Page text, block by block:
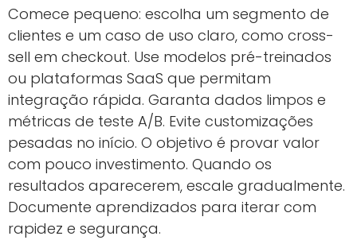
Comece pequeno: escolha um segmento de
clientes e um caso de uso claro, como cross-
sell em checkout. Use modelos pré-treinados
ou plataformas SaaS que permitam
integração rápida. Garanta dados limpos e
métricas de teste A/B. Evite customizações
pesadas no início. O objetivo é provar valor
com pouco investimento. Quando os
resultados aparecerem, escale gradualmente.
Documente aprendizados para iterar com
rapidez e segurança.